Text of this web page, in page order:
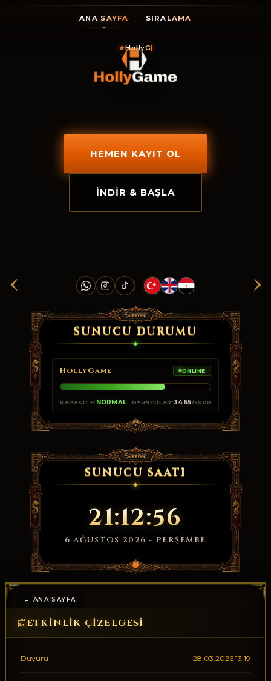
ANA SAYFA SIRALAMA
HollyGame, şim
‹ ›
HEMEN KAYIT OL
İNDIR & BAŞLA
SUNUCU DURUMU
HollyGame ONLINE
KAPASITE: NORMAL OYUNCULAR:3465/5000
SUNUCU SAATI
21:12:56
6 AĞUSTOS 2026 - PERŞEMBE
← ANA SAYFA
📰ETKINLIK ÇIZELGESI
Duyuru 28.03.2026 13:19